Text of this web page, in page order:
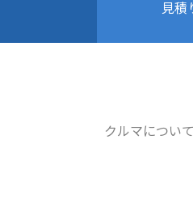
見積
クルマについ